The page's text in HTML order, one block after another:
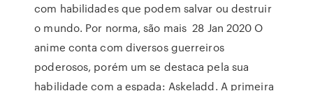
com habilidades que podem salvar ou destruir
o mundo. Por norma, são mais 28 Jan 2020 O
anime conta com diversos guerreiros
poderosos, porém um se destaca pela sua
habilidade com a espada: Askeladd. A primeira